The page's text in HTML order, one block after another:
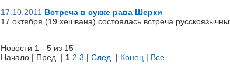
17.10.2011 Встреча в сукке рава Шерки
17 октября (19 хешвана) состоялась встреча
Новости 1 - 5 из 15
Начало | Пред. | 1 2 3 | След. | Конец | Все